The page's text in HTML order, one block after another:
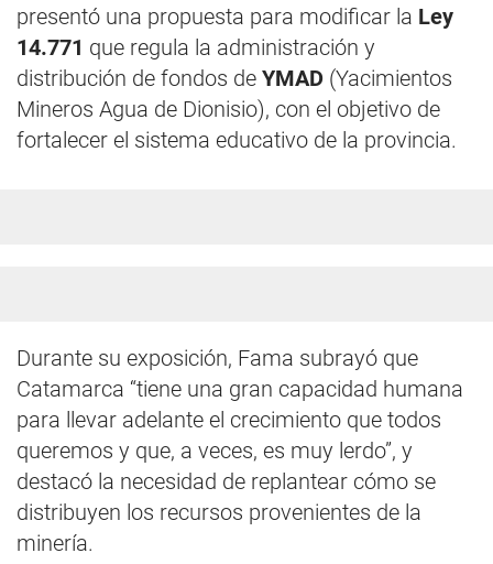
presentó una propuesta para modificar la Ley
14.771 que regula la administración y
distribución de fondos de YMAD (Yacimientos
Mineros Agua de Dionisio), con el objetivo de
fortalecer el sistema educativo de la provincia.
Durante su exposición, Fama subrayó que
Catamarca “tiene una gran capacidad humana
para llevar adelante el crecimiento que todos
queremos y que, a veces, es muy lerdo”, y
destacó la necesidad de replantear cómo se
distribuyen los recursos provenientes de la
minería.